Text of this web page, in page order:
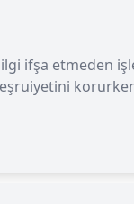
ifşa etmeden